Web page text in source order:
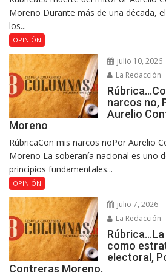
Moreno Durante más de una década,
los...
OPINIÓN
julio 10, 2026
La Redacción
narcos no,
Aurelio
Moreno
RúbricaCon mis narcos noPor Aurelio
Moreno La soberanía nacional es uno
principios fundamentales...
OPINIÓN
julio 7, 2026
La Redacción
como
electoral,
Contreras Moreno.